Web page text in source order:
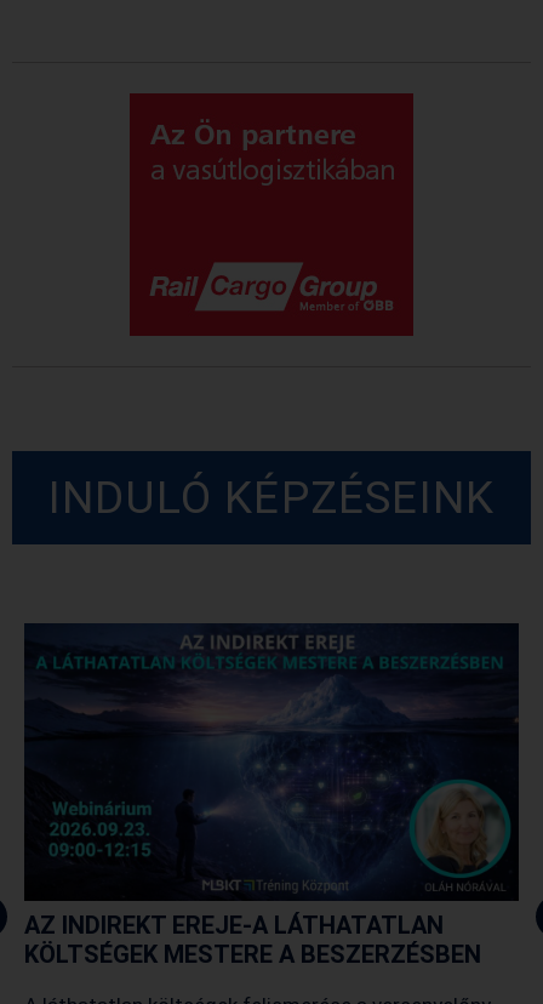
INDULÓ KÉPZÉSEINK
AZ INDIREKT EREJE-A LÁTHATATLAN
KÖLTSÉGEK MESTERE A BESZERZÉSBEN